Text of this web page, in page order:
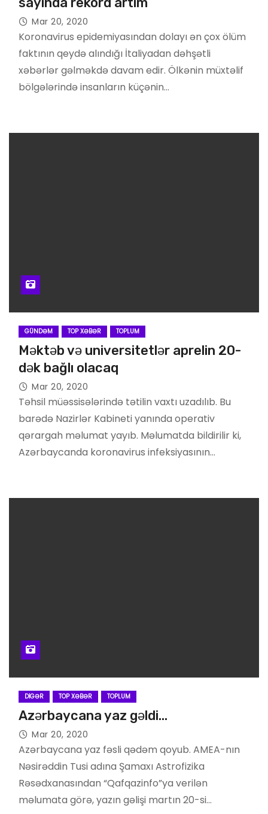
Mar 20, 2020
Koronavirus epidemiyasından dolayı ən çox ölüm
faktının qeydə alındığı İtaliyadan dəhşətli
xəbərlər gəlməkdə davam edir. Ölkənin müxtəlif
bölgələrində insanların küçənin…
GÜNDƏM TOP XƏBƏR TOPLUM
Məktəb və universitetlər aprelin 20-
dək bağlı olacaq
Mar 20, 2020
Təhsil müəssisələrində tətilin vaxtı uzadılıb. Bu
barədə Nazirlər Kabineti yanında operativ
qərargah məlumat yayıb. Məlumatda bildirilir ki,
Azərbaycanda koronavirus infeksiyasının…
DIGƏR TOP XƏBƏR TOPLUM
Azərbaycana yaz gəldi…
Mar 20, 2020
Azərbaycana yaz fəsli qədəm qoyub. AMEA-nın
Nəsirəddin Tusi adına Şamaxı Astrofizika
Rəsədxanasından “Qafqazinfo”ya verilən
məlumata görə, yazın gəlişi martın 20-si…